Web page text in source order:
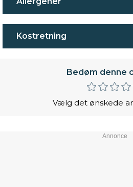
Kostretning
Bedøm denne
Vælg det ønskede